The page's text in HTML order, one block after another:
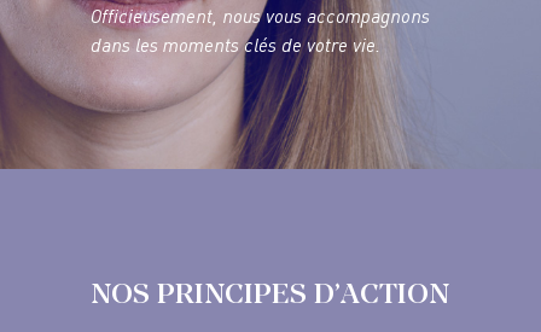
Officieusement, nous vous accompagnons
dans les moments clés de votre vie.
NOS PRINCIPES D’ACTION